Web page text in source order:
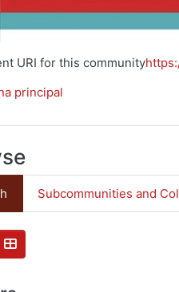
URI for this community
principal
Subcommunities and